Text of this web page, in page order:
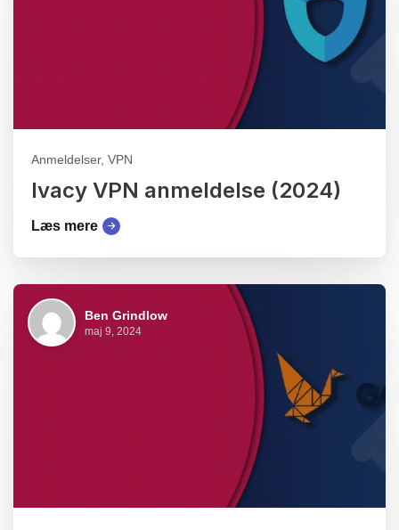
Anmeldelser, VPN
Ivacy VPN anmeldelse (2024)
Læs mere
Ben Grindlow
maj 9, 2024